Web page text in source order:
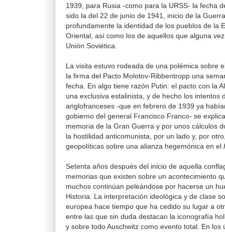
1939, para Rusia -como para la URSS- la fecha
sido la del 22 de junio de 1941, inicio de la
profundamente la identidad de los pueblos de la
Oriental, así como los de aquellos que alguna
Unión Soviética.
La visita estuvo rodeada de una polémica sobre
la firma del Pacto Molotov-Ribbentropp una
fecha. En algo tiene razón Putin: el pacto con la
una exclusiva estalinista, y de hecho los intentos
anglofranceses -que en febrero de 1939 ya
gobierno del general Francisco Franco- se
memoria de la Gran Guerra y por unos cálculos
la hostilidad anticomunista, por un lado y, por
geopolíticas sobre una alianza hegemónica en el
Setenta años después del inicio de aquella
memorias que existen sobre un acontecimiento
muchos continúan peleándose por hacerse un
Historia. La interpretación ideológica y de clase
europea hace tiempo que ha cedido su lugar a
entre las que sin duda destacan la iconografía
y sobre todo Auschwitz como evento total. En los